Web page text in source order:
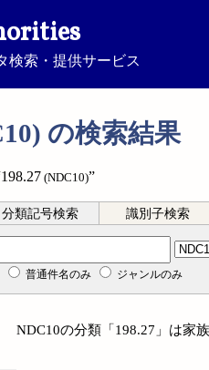
検索・提供サービス
の検索結果
(NDC10)”
分類記号検索 識別子検索
普通件名のみ ジャンルのみ
NDC10の分類「198.27」は家